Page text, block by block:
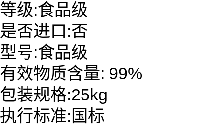
等级:食品级
是否进口:否
型号:食品级
有效物质含量: 99%
包装规格:25kg
执行标准:国标